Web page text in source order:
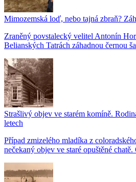
Mimozemská loď, nebo tajná zbraň?
Zraněný povstalecký velitel Antonín
Belianských Tatrách záhadnou černou
Strašlivý objev ve starém komíně.
letech
Případ zmizelého mladíka z
nečekaný objev ve staré opuštěné